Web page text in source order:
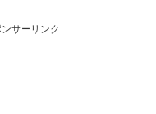
サーリンク